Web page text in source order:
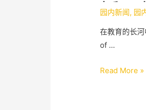
授，
园内新闻, 园
在教育的长
of …
Read More »